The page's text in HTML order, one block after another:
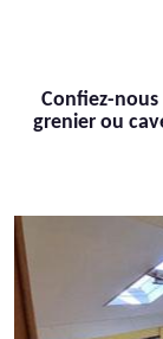
Confiez-
grenier ou